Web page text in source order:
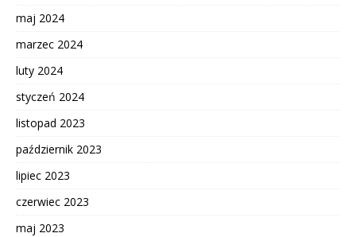
maj 2024
marzec 2024
luty 2024
styczeń 2024
listopad 2023
październik 2023
lipiec 2023
czerwiec 2023
maj 2023